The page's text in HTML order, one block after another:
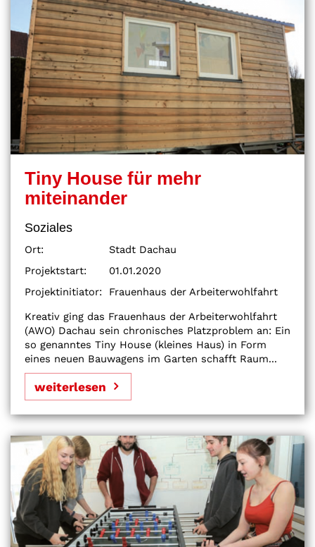
Tiny House für mehr
miteinander
Soziales
Ort:
Stadt Dachau
Projektstart:
01.01.2020
Projektinitiator:
Frauenhaus der Arbeiterwohlfahrt
Kreativ ging das Frauenhaus der Arbeiterwohlfahrt
(AWO) Dachau sein chronisches Platzproblem an: Ein
so genanntes Tiny House (kleines Haus) in Form
eines neuen Bauwagens im Garten schafft Raum...
weiterlesen